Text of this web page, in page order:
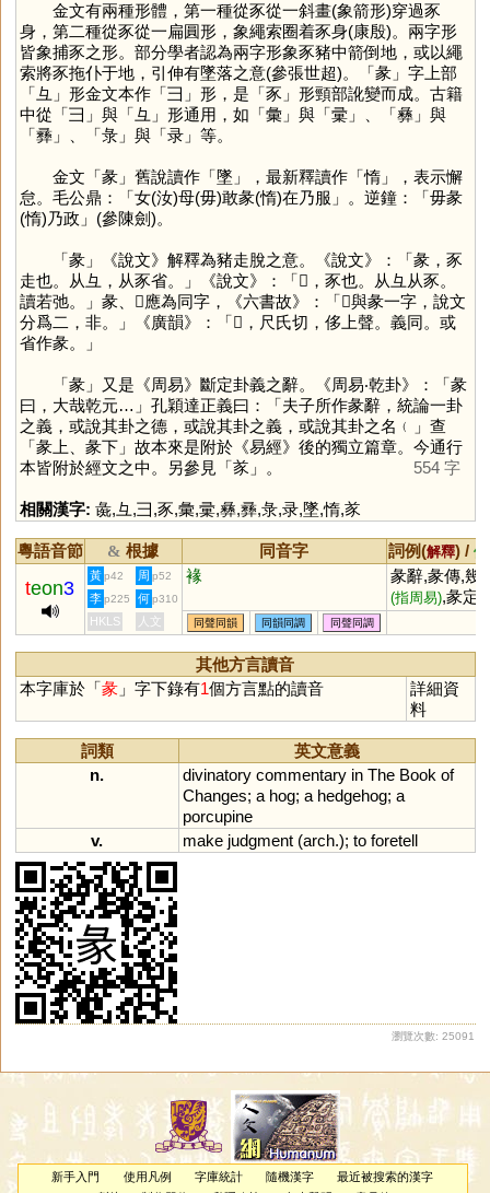
金文有兩種形體，第一種從豕從一斜畫(象箭形)穿過豕
身，第二種從豕從一扁圓形，象繩索圈着豕身(康殷)。兩字形
皆象捕豕之形。部分學者認為兩字形象豕豬中箭倒地，或以繩
索將豕拖仆于地，引伸有墜落之意(參張世超)。「彖」字上部
「彑」形金文本作「彐 」形，是「豕 」形頸部訛變而成。古籍
中從「彐 」與「彑」形通用，如「彙」與「彚」、「彝」與
「彞」、「彔」與「录」等。
金文「彖」舊說讀作「墜 」，最新釋讀作「惰」，表示懈
怠。毛公鼎：「女(汝)母(毋)敢彖(惰)在乃服」。逆鐘：「毋彖
(惰)乃政」(參陳劍)。
「彖」《說文》解釋為豬走脫之意。《說文》：「彖，豕
走也。从彑，从豕省。」《說文》：「𧰲，豕也。从彑从豕。
讀若弛。」彖、𧰲應為同字，《六書故》：「𧰲與彖一字，說文
分爲二，非。」《廣韻》：「𧰲，尺氏切，侈上聲。義同。或
省作彖。」
「彖」又是《周易》斷定卦義之辭。《周易‧乾卦》：「彖
曰，大哉乾元…」孔穎達正義曰：「夫子所作彖辭，統論一卦
之義，或說其卦之德，或說其卦之義，或說其卦之名﹙」查
「彖上、彖下」故本來是附於《易經》後的獨立篇章。今通行
本皆附於經文之中。另參見「㒸 」。 554 字
相關漢字: 彘,彑,彐,豕,彙,彚,彝,彞,彔,录,墜,惰,㒸
粵語音節 & 根據 同音字 詞例(解釋) /
teon3
黃 p42 周 p52 褖 彖辭,彖傳,幾
(指周易),彖定
李 p225 何 p310
HKLS 人文 同聲同韻 同韻同調 同聲同調
其他方言讀音
本字庫於「彖」字下錄有1個方言點的讀音
詳細資
料
詞類
英文意義
n.
divinatory commentary in The Book of
Changes; a hog; a hedgehog; a
porcupine
v.
make judgment(arch.); to foretell
瀏覽次數: 25091
新手入門 使用凡例 字庫統計 隨機漢字
最近被搜索的漢字